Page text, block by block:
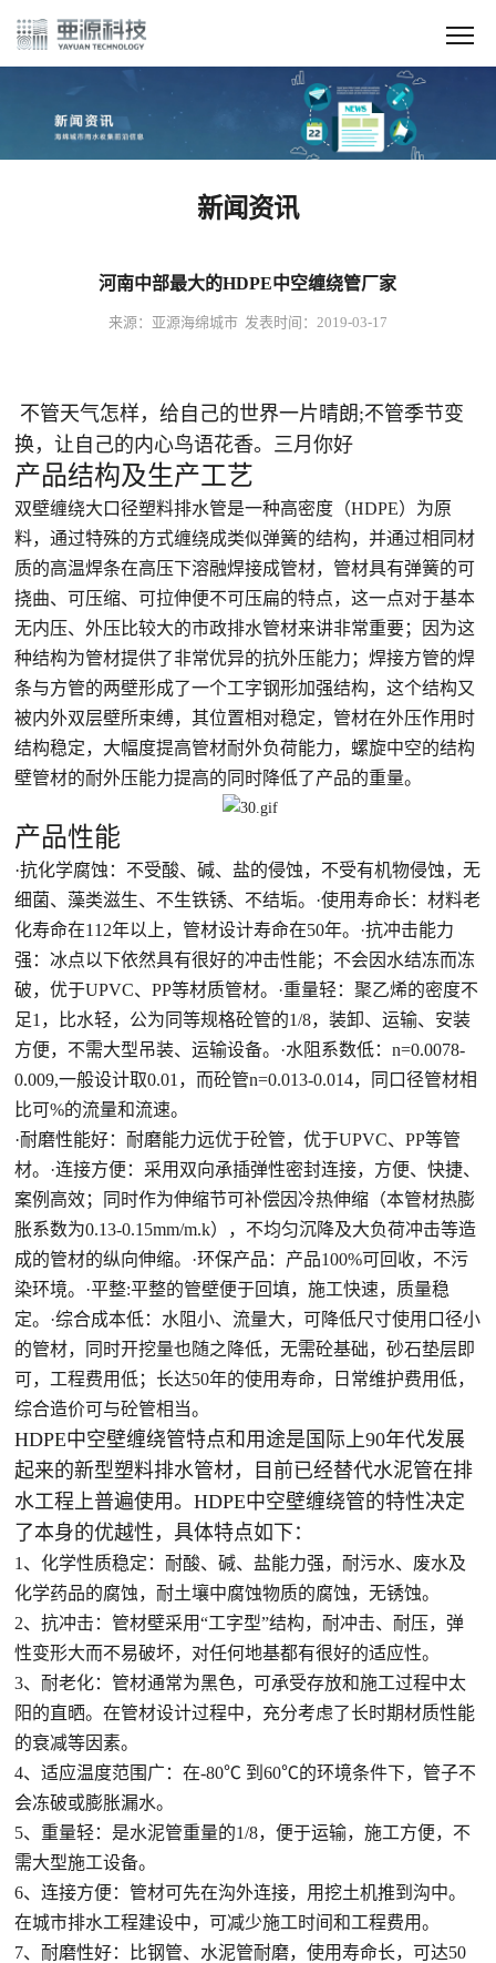
新闻资讯
河南中部最大的HDPE中空缠绕管厂家
来源：亚源海绵城市 发表时间：2019-03-17
不管天气怎样，给自己的世界一片晴朗;不管季节变
换，让自己的内心鸟语花香。三月你好
产品结构及生产工艺
双壁缠绕大口径塑料排水管是一种高密度（HDPE）为原
料，通过特殊的方式缠绕成类似弹簧的结构，并通过相同材
质的高温焊条在高压下溶融焊接成管材，管材具有弹簧的可
挠曲、可压缩、可拉伸便不可压扁的特点，这一点对于基本
无内压、外压比较大的市政排水管材来讲非常重要；因为这
种结构为管材提供了非常优异的抗外压能力；焊接方管的焊
条与方管的两壁形成了一个工字钢形加强结构，这个结构又
被内外双层壁所束缚，其位置相对稳定，管材在外压作用时
结构稳定，大幅度提高管材耐外负荷能力，螺旋中空的结构
壁管材的耐外压能力提高的同时降低了产品的重量。
产品性能
·抗化学腐蚀：不受酸、碱、盐的侵蚀，不受有机物侵蚀，无
细菌、藻类滋生、不生铁锈、不结垢。·使用寿命长：材料老
化寿命在112年以上，管材设计寿命在50年。·抗冲击能力
强：冰点以下依然具有很好的冲击性能；不会因水结冻而冻
破，优于UPVC、PP等材质管材。·重量轻：聚乙烯的密度不
足1，比水轻，公为同等规格砼管的1/8，装卸、运输、安装
方便，不需大型吊装、运输设备。·水阻系数低：n=0.0078-
0.009,一般设计取0.01，而砼管n=0.013-0.014，同口径管材相
比可%的流量和流速。
·耐磨性能好：耐磨能力远优于砼管，优于UPVC、PP等管
材。·连接方便：采用双向承插弹性密封连接，方便、快捷、
案例高效；同时作为伸缩节可补偿因冷热伸缩（本管材热膨
胀系数为0.13-0.15mm/m.k），不均匀沉降及大负荷冲击等造
成的管材的纵向伸缩。·环保产品：产品100%可回收，不污
染环境。·平整:平整的管壁便于回填，施工快速，质量稳
定。·综合成本低：水阻小、流量大，可降低尺寸使用口径小
的管材，同时开挖量也随之降低，无需砼基础，砂石垫层即
可，工程费用低；长达50年的使用寿命，日常维护费用低，
综合造价可与砼管相当。
HDPE中空壁缠绕管特点和用途是国际上90年代发展
起来的新型塑料排水管材，目前已经替代水泥管在排
水工程上普遍使用。HDPE中空壁缠绕管的特性决定
了本身的优越性，具体特点如下：
1、化学性质稳定：耐酸、碱、盐能力强，耐污水、废水及
化学药品的腐蚀，耐土壤中腐蚀物质的腐蚀，无锈蚀。
2、抗冲击：管材壁采用“工字型”结构，耐冲击、耐压，弹
性变形大而不易破坏，对任何地基都有很好的适应性。
3、耐老化：管材通常为黑色，可承受存放和施工过程中太
阳的直晒。在管材设计过程中，充分考虑了长时期材质性能
的衰减等因素。
4、适应温度范围广：在-80℃ 到60℃的环境条件下，管子不
会冻破或膨胀漏水。
5、重量轻：是水泥管重量的1/8，便于运输，施工方便，不
需大型施工设备。
6、连接方便：管材可先在沟外连接，用挖土机推到沟中。
在城市排水工程建设中，可减少施工时间和工程费用。
7、耐磨性好：比钢管、水泥管耐磨，使用寿命长，可达50